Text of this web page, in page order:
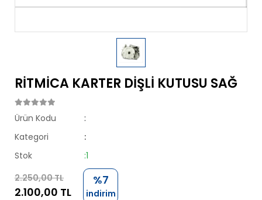
RİTMİCA KARTER DİŞLİ KUTUSU SAĞ
Ürün Kodu
:
Kategori
:
Stok
:1
2.250,00 TL
2.100,00 TL
%7
indirim